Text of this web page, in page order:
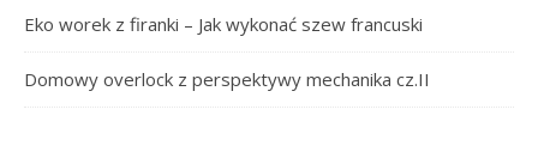
Eko worek z firanki – Jak wykonać szew francuski
Domowy overlock z perspektywy mechanika cz.II